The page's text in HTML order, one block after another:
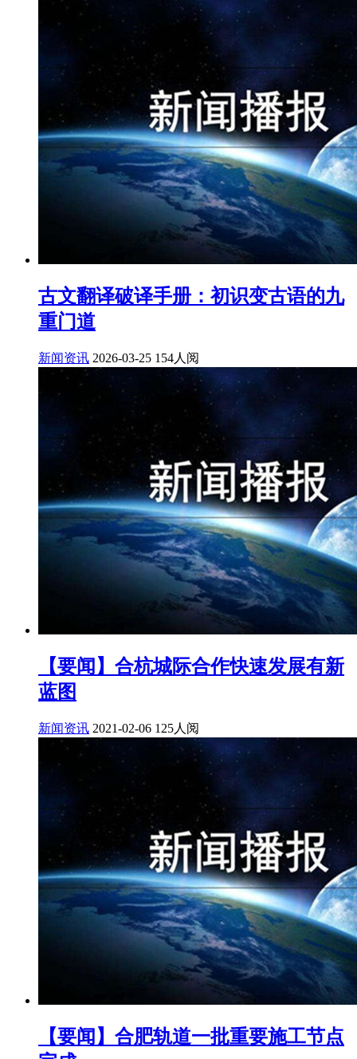
古文翻译破译手册：初识变古语的九
重门道
新闻资讯 2026-03-25 154人阅
【要闻】合杭城际合作快速发展有新
蓝图
新闻资讯 2021-02-06 125人阅
【要闻】合肥轨道一批重要施工节点